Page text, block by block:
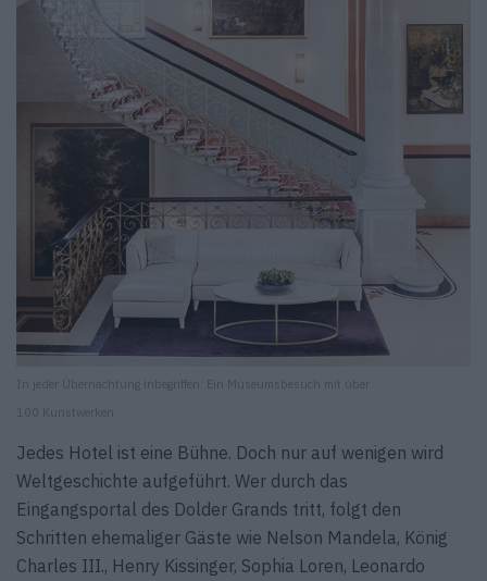
In jeder Übernachtung inbegriffen: Ein Museumsbesuch mit über
100 Kunstwerken.
Jedes Hotel ist eine Bühne. Doch nur auf wenigen wird
Weltgeschichte aufgeführt. Wer durch das
Eingangsportal des Dolder Grands tritt, folgt den
Schritten ehemaliger Gäste wie Nelson Mandela, König
Charles III., Henry Kissinger, Sophia Loren, Leonardo